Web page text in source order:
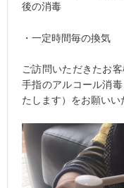
後の消毒
・一定時間毎の換気
ご訪問いただきたお
手指のアルコール消
たします）をお願いい